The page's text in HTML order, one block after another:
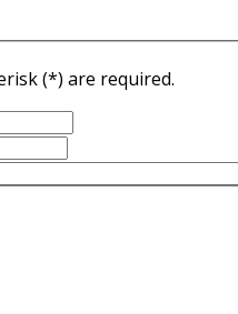
(*) are required.